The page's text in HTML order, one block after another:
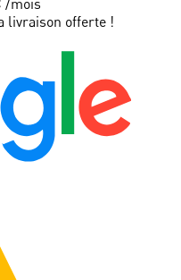
livraison offerte !